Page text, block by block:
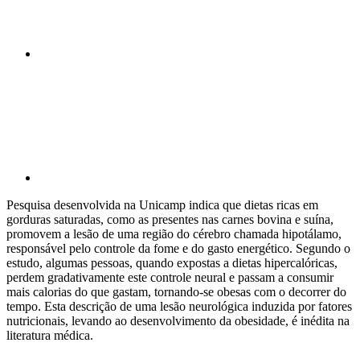
Pesquisa desenvolvida na Unicamp indica que dietas ricas em
gorduras saturadas, como as presentes nas carnes bovina e suína,
promovem a lesão de uma região do cérebro chamada hipotálamo,
responsável pelo controle da fome e do gasto energético. Segundo o
estudo, algumas pessoas, quando expostas a dietas hipercalóricas,
perdem gradativamente este controle neural e passam a consumir
mais calorias do que gastam, tornando-se obesas com o decorrer do
tempo. Esta descrição de uma lesão neurológica induzida por fatores
nutricionais, levando ao desenvolvimento da obesidade, é inédita na
literatura médica.